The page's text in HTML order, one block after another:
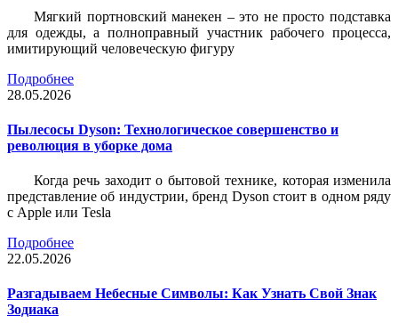
Мягкий портновский манекен – это не просто подставка
для одежды, а полноправный участник рабочего процесса,
имитирующий человеческую фигуру
Подробнее
28.05.2026
Пылесосы Dyson: Технологическое совершенство и
революция в уборке дома
Когда речь заходит о бытовой технике, которая изменила
представление об индустрии, бренд Dyson стоит в одном ряду
с Apple или Tesla
Подробнее
22.05.2026
Разгадываем Небесные Символы: Как Узнать Свой Знак
Зодиака